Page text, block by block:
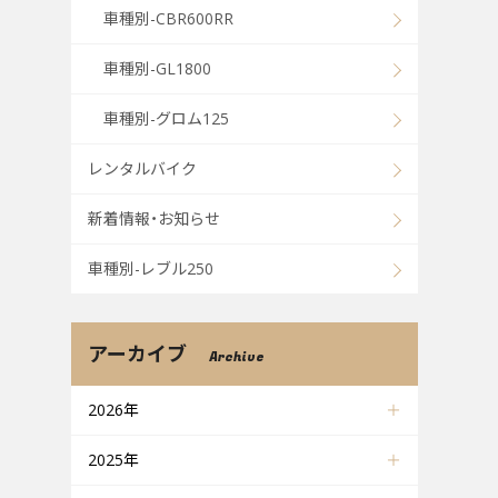
車種別-CBR600RR
車種別-GL1800
車種別-グロム125
レンタルバイク
新着情報・お知らせ
車種別-レブル250
アーカイブ Archive
2026年
2025年